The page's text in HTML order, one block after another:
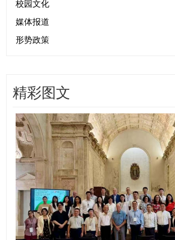
校园文化
媒体报道
形势政策
精彩图文